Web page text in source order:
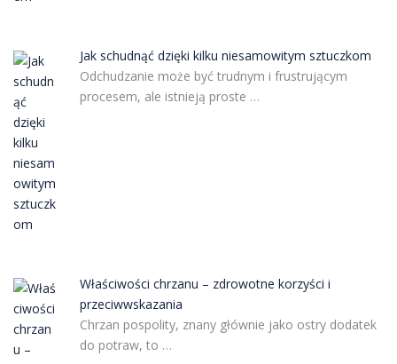
Jak schudnąć dzięki kilku niesamowitym sztuczkom
Odchudzanie może być trudnym i frustrującym
procesem, ale istnieją proste …
Właściwości chrzanu – zdrowotne korzyści i
przeciwwskazania
Chrzan pospolity, znany głównie jako ostry dodatek
do potraw, to …